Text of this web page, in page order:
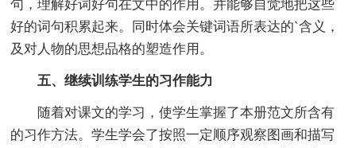
句，理解好词好句在文中的作用。并能够自觉地把这些
好的词句积累起来。同时体会关键词语所表达的`含义，
及对人物的思想品格的塑造作用。
五、继续训练学生的习作能力
随着对课文的学习，使学生掌握了本册范文所含有
的习作方法。学生学会了按照一定顺序观察图画和描写